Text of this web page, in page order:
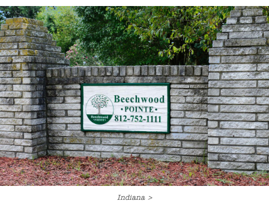
Indiana >